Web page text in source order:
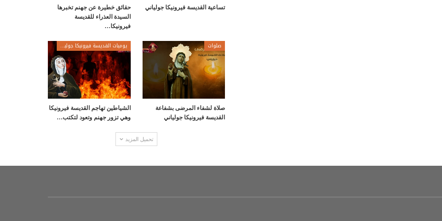
تساعية القديسة فيرونيكا جولياني
حقائق خطيرة عن جهنم تخبرها
السيدة العذراء للقديسة
فيرونيكا…
صلوات
صلاة لشفاء المرضى بشفاعة
القديسة فيرونيكا جولياني
يوميات القديسة فيرونيكا جولياني
الشياطين تهاجم القديسة فيرونيكا
وهي تزور جهنم وتعود لتكتب…
تحميل المزيد